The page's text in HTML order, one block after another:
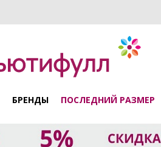
БРЕНДЫ ПОСЛЕДНИЙ РАЗМЕР